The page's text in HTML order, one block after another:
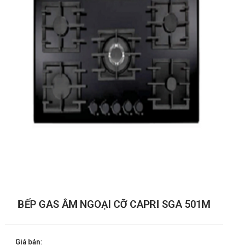
BẾP GAS ÂM NGOẠI CỠ CAPRI SGA 501M
Giá bán: